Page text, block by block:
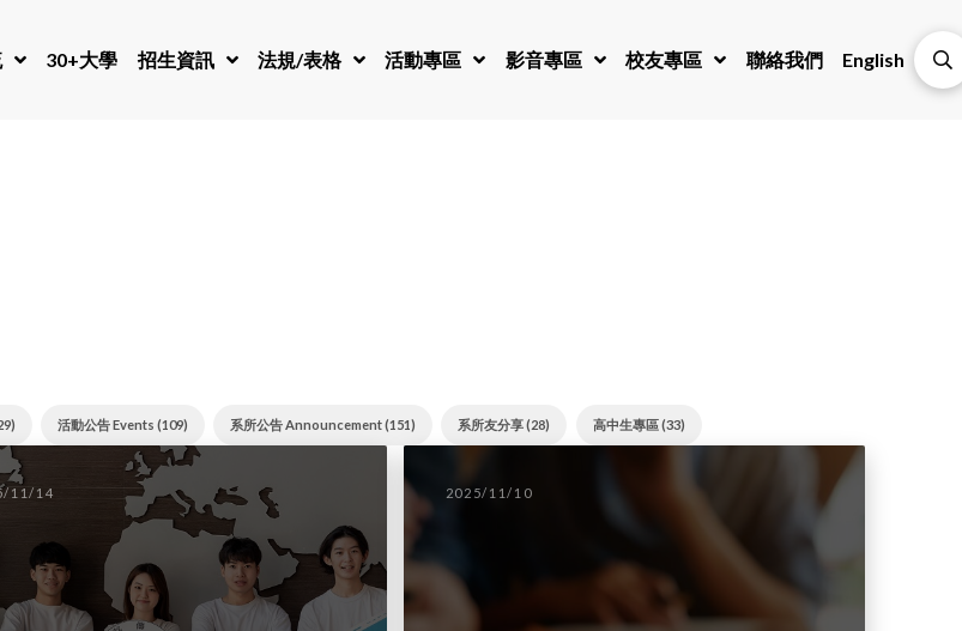
30+大學 招生資訊 法規/表格 活動專區 影音專區 校友專區 聯絡我們 English
活動公告 Events (109) 系所公告 Announcement (151) 系所友分享 (28) 高中生專區 (33)
11/14 2025/11/10